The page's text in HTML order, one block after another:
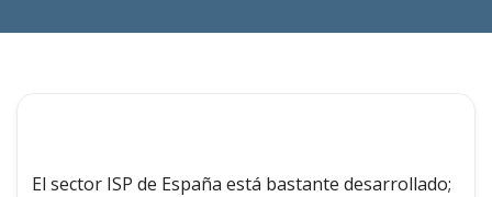
El sector ISP de España está bastante desarrollado;